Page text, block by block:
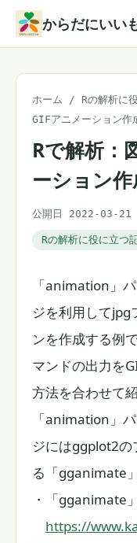
からだにいい
ホーム / Rの解析に
GIFアニメーション作
Rで解析：
ーション作
公開日 2022-03-21
Rの解析に役に立つ
「animation」
ジを利用してjpg
ンを作成する例
マンドの出力を
方法を合わせて
「animation」
ジにはggplot2の
る「gganimate
・「gganimate
https://